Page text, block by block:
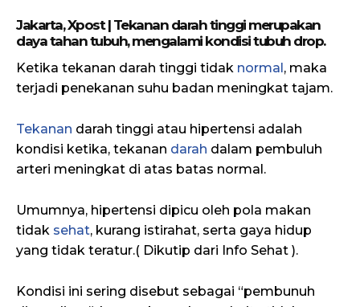
Jakarta, Xpost | Tekanan darah tinggi merupakan
daya tahan tubuh, mengalami kondisi tubuh drop.
Ketika tekanan darah tinggi tidak normal, maka
terjadi penekanan suhu badan meningkat tajam.
Tekanan darah tinggi atau hipertensi adalah
kondisi ketika, tekanan darah dalam pembuluh
arteri meningkat di atas batas normal.
Umumnya, hipertensi dipicu oleh pola makan
tidak sehat, kurang istirahat, serta gaya hidup
yang tidak teratur.( Dikutip dari Info Sehat ).
Kondisi ini sering disebut sebagai “pembunuh